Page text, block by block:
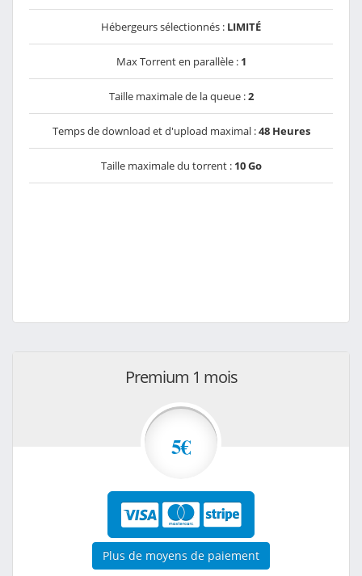
Hébergeurs sélectionnés : LIMITÉ
Max Torrent en parallèle : 1
Taille maximale de la queue :2
Temps de download et d'upload maximal :48 Heures
Taille maximale du torrent : 10 Go
Premium 1 mois
5€
Plus de moyens de paiement